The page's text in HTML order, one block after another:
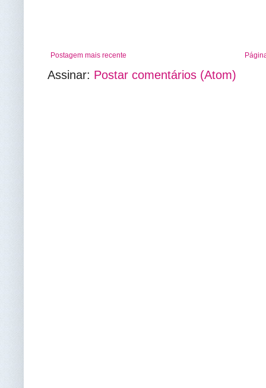
Postagem mais recente
Assinar: Postar comentários (Atom)